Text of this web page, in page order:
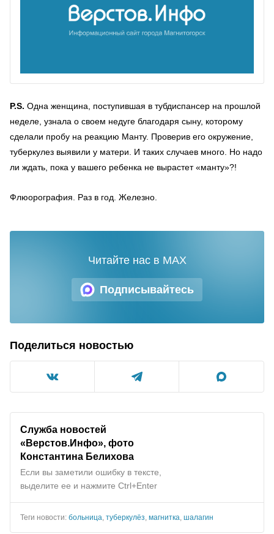
P.S. Одна женщина, поступившая в тубдиспансер на прошлой
неделе, узнала о своем недуге благодаря сыну, которому
сделали пробу на реакцию Манту. Проверив его окружение,
туберкулез выявили у матери. И таких случаев много. Но надо
ли ждать, пока у вашего ребенка не вырастет «манту»?!
Флюорография. Раз в год. Железно.
Подписывайтесь
Читайте нас в MAX
Поделиться новостью
Служба новостей
«Верстов.Инфо», фото
Константина Белихова
Если вы заметили ошибку в тексте,
выделите ее и нажмите Ctrl+Enter
Теги новости: больница, туберкулёз, магнитка, шалагин